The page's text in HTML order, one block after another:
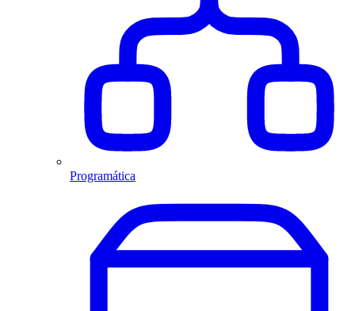
Programática